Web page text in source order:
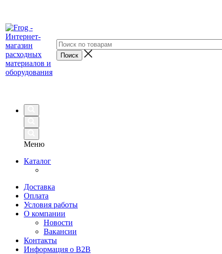
Меню
Каталог
Доставка
Оплата
Условия работы
О компании
Новости
Вакансии
Контакты
Информация о B2B